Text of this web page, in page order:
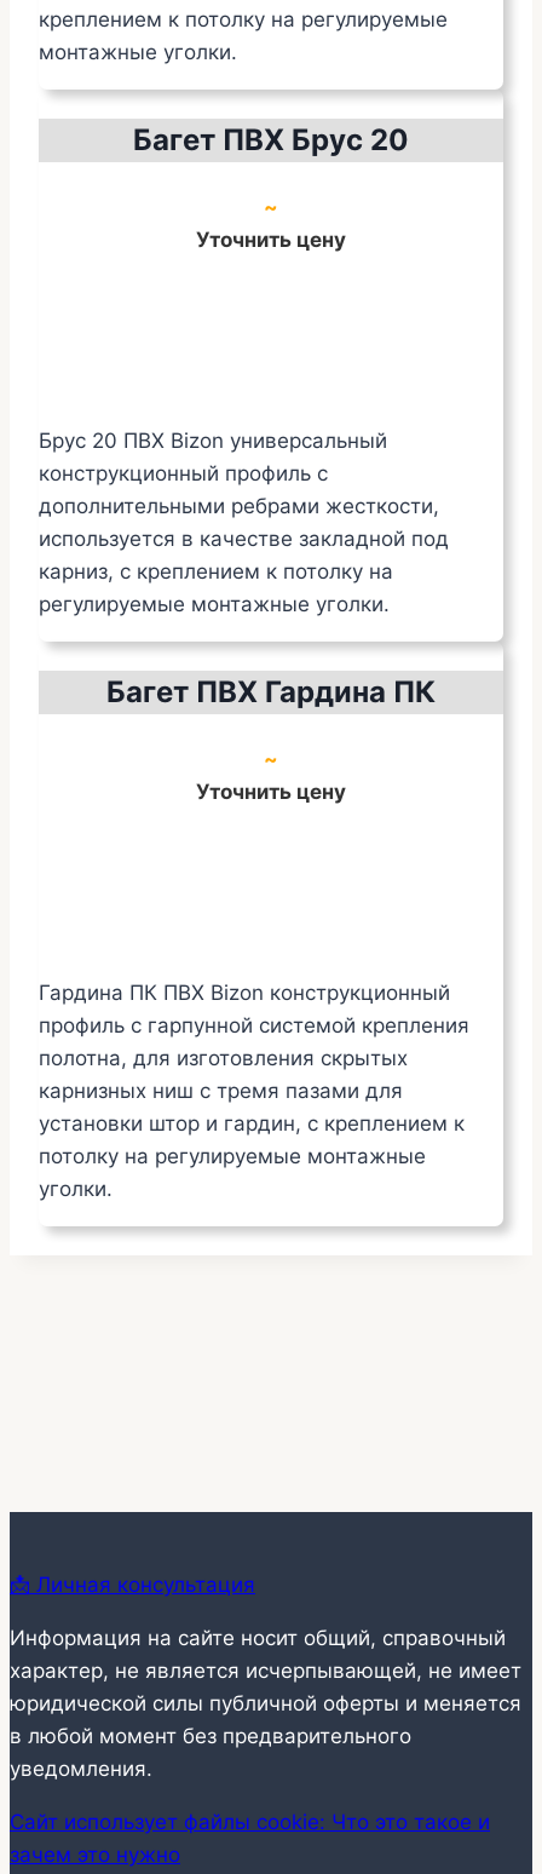
креплением к потолку на регулируемые
монтажные уголки.
Багет ПВХ Брус 20
~
Уточнить цену
Брус 20 ПВХ Bizon универсальный
конструкционный профиль с
дополнительными ребрами жесткости,
используется в качестве закладной под
карниз, с креплением к потолку на
регулируемые монтажные уголки.
Багет ПВХ Гардина ПК
~
Уточнить цену
Гардина ПК ПВХ Bizon конструкционный
профиль с гарпунной системой крепления
полотна, для изготовления скрытых
карнизных ниш с тремя пазами для
установки штор и гардин, с креплением к
потолку на регулируемые монтажные
уголки.
📩 Личная консультация
Информация на сайте носит общий, справочный
характер, не является исчерпывающей, не имеет
юридической силы публичной оферты и меняется
в любой момент без предварительного
уведомления.
Сайт использует файлы cookie: Что это такое и
зачем это нужно